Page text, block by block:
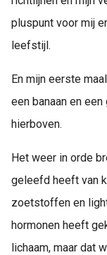
pluspunt voor mij
leefstijl.
En mijn eerste
een banaan en
hierboven.
Het weer in orde
geleefd heeft van
zoetstoffen en
hormonen heeft
lichaam, maar dat